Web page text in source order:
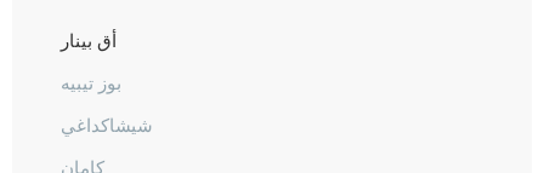
أق بينار
بوز تيبيه
شيشاكداغي
كامان